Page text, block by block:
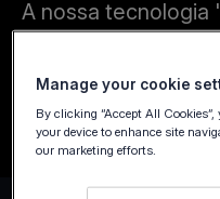
A nossa tecnologia
públicos, táxis,
aluguer de bicicleta.
Manage your cookie
By clicking “Accept All
your device to enhance site
our marketing efforts.